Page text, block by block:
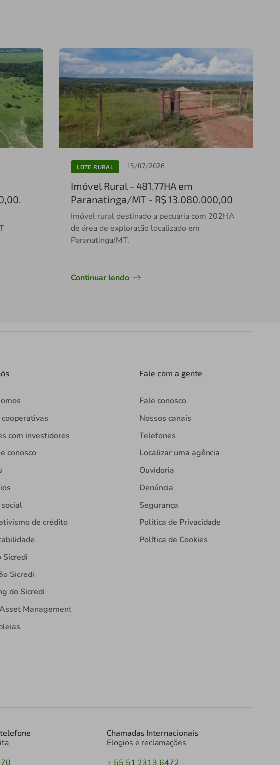
LOTE RURAL 15/07/2026
Imóvel Rural - 481,77HA em
Paranatinga/MT - R$ 13.080.000,00
Imóvel rural destinado a pecuária com 202HA
de área de exploração localizado em
Paranatinga/MT.
Continuar lendo
cooperativas
com investidores
conosco
de crédito
Sicredi
Sicredi
do Sicredi
Management
Fale com a gente
Fale conosco
Nossos canais
Telefones
Localizar uma agência
Ouvidoria
Denúncia
Segurança
Política de Privacidade
Política de Cookies
Chamadas Internacionais
Elogios e reclamações
+ 55 51 2313 6472